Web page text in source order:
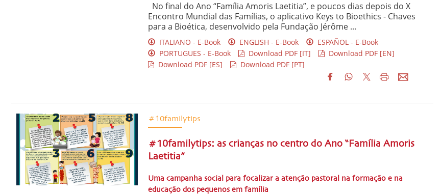
No final do Ano “Família Amoris Laetitia”, e poucos dias depois do X
Encontro Mundial das Famílias, o aplicativo Keys to Bioethics - Chaves
para a Bioética, desenvolvido pela Fundação Jérôme ...
ITALIANO - E-Book ENGLISH - E-Book
ESPAÑOL - E-Book
PORTUGUES - E-Book
Download PDF [IT]
Download PDF [EN]
Download PDF [ES]
Download PDF [PT]
#10familytips
#10familytips: as crianças no centro do Ano “Família Amoris
Laetitia”
Uma campanha social para focalizar a atenção pastoral na formação e na
educação dos pequenos em família